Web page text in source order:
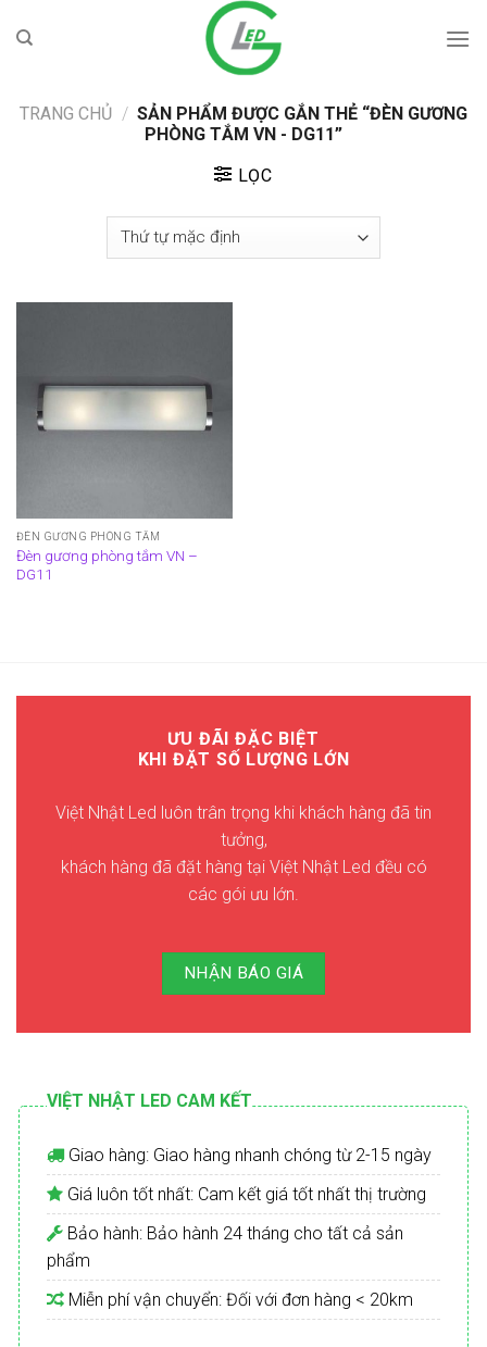
TRANG CHỦ / SẢN PHẨM ĐƯỢC GẮN THẺ “ĐÈN GƯƠNG
PHÒNG TẮM VN - DG11”
LỌC
ĐÈN GƯƠNG PHÒNG TẮM
Đèn gương phòng tắm VN –
DG11
ƯU ĐÃI ĐẶC BIỆT
KHI ĐẶT SỐ LƯỢNG LỚN
Việt Nhật Led luôn trân trọng khi khách hàng đã tin
tưởng,
khách hàng đã đặt hàng tại Việt Nhật Led đều có
các gói ưu lớn.
NHẬN BÁO GIÁ
VIỆT NHẬT LED CAM KẾT
Giao hàng: Giao hàng nhanh chóng từ 2-15 ngày
Giá luôn tốt nhất: Cam kết giá tốt nhất thị trường
Bảo hành: Bảo hành 24 tháng cho tất cả sản
phẩm
Miễn phí vận chuyển: Đối với đơn hàng < 20km